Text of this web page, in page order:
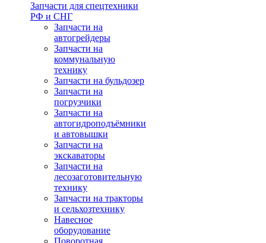
Запчасти для спецтехники
РФ и СНГ
Запчасти на
автогрейдеры
Запчасти на
коммунальную
технику
Запчасти на бульдозер
Запчасти на
погрузчики
Запчасти на
автогидроподъёмники
и автовышки
Запчасти на
экскаваторы
Запчасти на
лесозаготовительную
технику
Запчасти на тракторы
и сельхозтехнику
Навесное
оборудование
Поворотная